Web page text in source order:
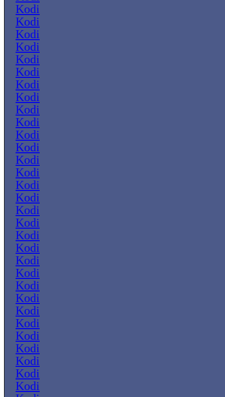
Kodi
Kodi
Kodi
Kodi
Kodi
Kodi
Kodi
Kodi
Kodi
Kodi
Kodi
Kodi
Kodi
Kodi
Kodi
Kodi
Kodi
Kodi
Kodi
Kodi
Kodi
Kodi
Kodi
Kodi
Kodi
Kodi
Kodi
Kodi
Kodi
Kodi
Kodi